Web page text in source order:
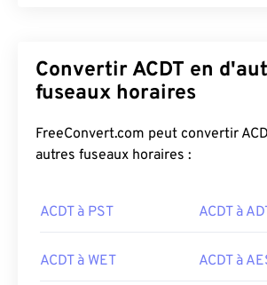
Convertir ACDT en
fuseaux horaires
FreeConvert.com peut convertir
autres fuseaux horaires :
ACDT à PST ACDT à
ACDT à WET ACDT à